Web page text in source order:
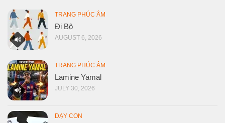
TRANG PHÚC ÂM
Đi Bộ
AUGUST 6, 2026
TRANG PHÚC ÂM
Lamine Yamal
JULY 30, 2026
DẠY CON